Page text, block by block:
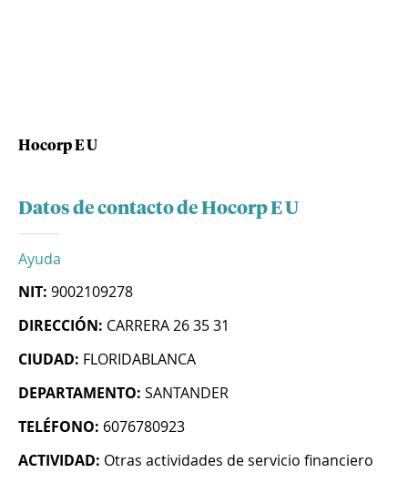
Hocorp E U
Datos de contacto de Hocorp E U
Ayuda
NIT: 9002109278
DIRECCIÓN: CARRERA 26 35 31
CIUDAD: FLORIDABLANCA
DEPARTAMENTO: SANTANDER
TELÉFONO: 6076780923
ACTIVIDAD: Otras actividades de servicio financiero